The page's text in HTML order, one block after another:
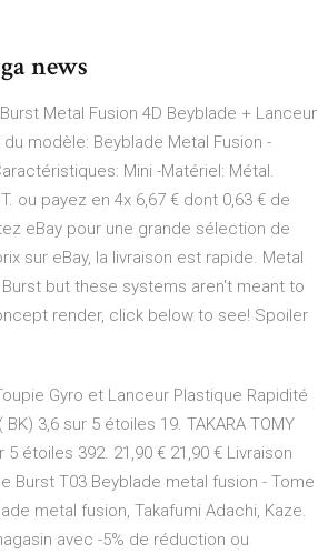
news
Metal Fusion 4D Beyblade + Lanceur
modèle: Beyblade Metal Fusion -
Mini -Matériel: Métal.
ou payez en 4x 6,67 € dont 0,63 € de
eBay pour une grande sélection de
sur eBay, la livraison est rapide. Metal
but these systems aren't meant to
render, click below to see! Spoiler
Gyro et Lanceur Plastique Rapidité
3,6 sur 5 étoiles 19. TAKARA TOMY
étoiles 392. 21,90 € 21,90 € Livraison
Burst T03 Beyblade metal fusion - Tome
metal fusion, Takafumi Adachi, Kaze.
avec -5% de réduction ou